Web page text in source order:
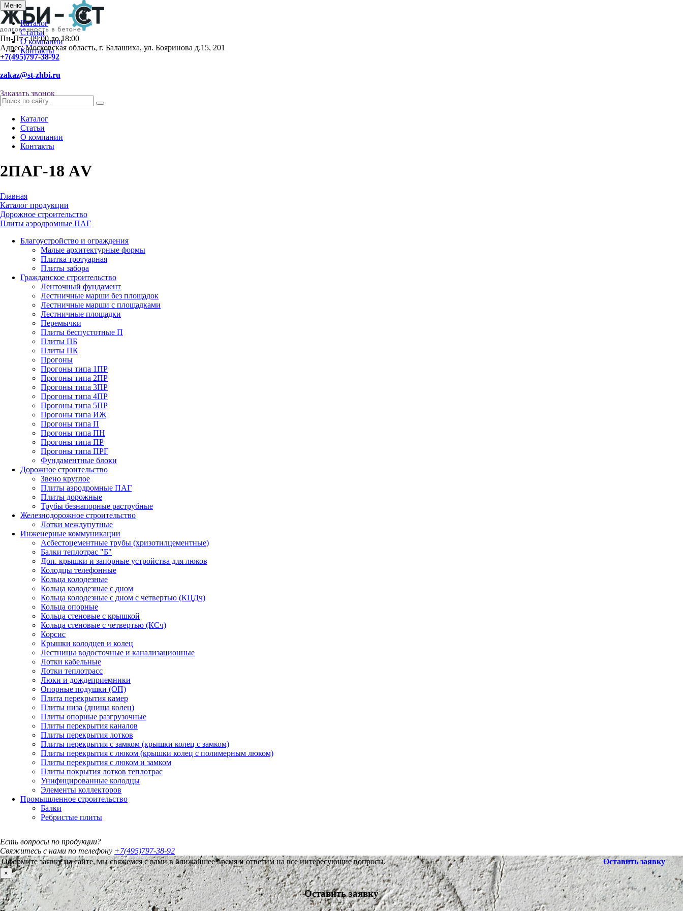
Меню
Каталог
Статьи
О компании
Контакты
Пн-Пт с 09:00 до 18:00
Адрес: Московская область, г. Балашиха, ул. Бояринова д.15, 201
+7(495)797-38-92
zakaz@st-zhbi.ru
Заказать звонок
Каталог
Статьи
О компании
Контакты
2ПАГ-18 АV
Главная
Каталог продукции
Дорожное строительство
Плиты аэродромные ПАГ
Благоустройство и ограждения
Малые архитектурные формы
Плитка тротуарная
Плиты забора
Гражданское строительство
Ленточный фундамент
Лестничные марши без площадок
Лестничные марши с площадками
Лестничные площадки
Перемычки
Плиты беспустотные П
Плиты ПБ
Плиты ПК
Прогоны
Прогоны типа 1ПР
Прогоны типа 2ПР
Прогоны типа 3ПР
Прогоны типа 4ПР
Прогоны типа 5ПР
Прогоны типа ИЖ
Прогоны типа П
Прогоны типа ПН
Прогоны типа ПР
Прогоны типа ПРГ
Фундаментные блоки
Дорожное строительство
Звено круглое
Плиты аэродромные ПАГ
Плиты дорожные
Трубы безнапорные раструбные
Железнодорожное строительство
Лотки междупутные
Инженерные коммуникации
Асбестоцементные трубы (хризотилцементные)
Балки теплотрас "Б"
Доп. крышки и запорные устройства для люков
Колодцы телефонные
Кольца колодезные
Кольца колодезные с дном
Кольца колодезные с дном с четвертью (КЦДч)
Кольца опорные
Кольца стеновые с крышкой
Кольца стеновые с четвертью (КСч)
Корсис
Крышки колодцев и колец
Лестницы водосточные и канализационные
Лотки кабельные
Лотки теплотрасс
Люки и дождеприемники
Опорные подушки (ОП)
Плита перекрытия камер
Плиты низа (днища колец)
Плиты опорные разгрузочные
Плиты перекрытия каналов
Плиты перекрытия лотков
Плиты перекрытия с замком (крышки колец с замком)
Плиты перекрытия с люком (крышки колец с полимерным люком)
Плиты перекрытия с люком и замком
Плиты покрытия лотков теплотрас
Унифицированные колодцы
Элементы коллекторов
Промышленное строительство
Балки
Ребристые плиты
Есть вопросы по продукции?
Свяжитесь с нами по телефону +7(495)797-38-92
Оформите заявку на сайте, мы свяжемся с вами в ближайшее время и ответим на все интересующие вопросы.
Оставить заявку
×
Оставить заявку